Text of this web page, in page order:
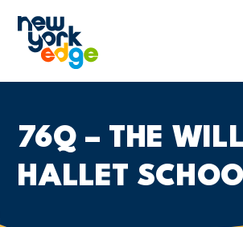
76Q – THE
HALLET